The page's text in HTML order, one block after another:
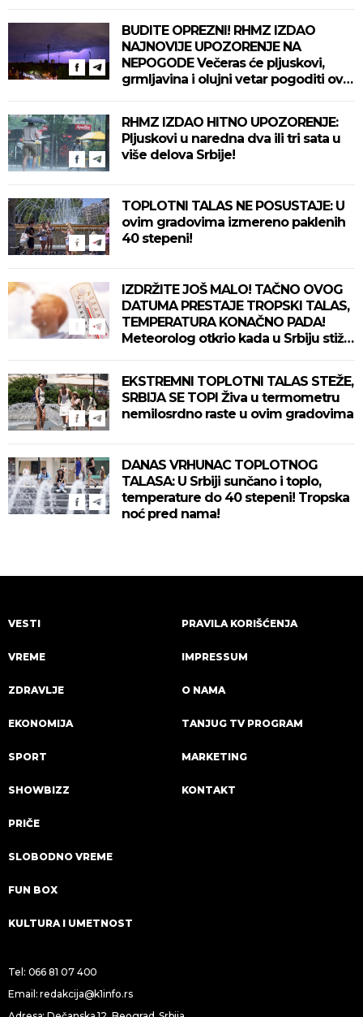
BUDITE OPREZNI! RHMZ IZDAO
NAJNOVIJE UPOZORENJE NA
NEPOGODE Večeras će pljuskovi,
grmljavina i olujni vetar pogoditi ove
RHMZ IZDAO HITNO UPOZORENJE:
Pljuskovi u naredna dva ili tri sata u
više delova Srbije!
TOPLOTNI TALAS NE POSUSTAJE: U
ovim gradovima izmereno paklenih
40 stepeni!
IZDRŽITE JOŠ MALO! TAČNO OVOG
DATUMA PRESTAJE TROPSKI TALAS,
TEMPERATURA KONAČNO PADA!
Meteorolog otkrio kada u Srbiju stiže
EKSTREMNI TOPLOTNI TALAS STEŽE,
SRBIJA SE TOPI Živa u termometru
nemilosrdno raste u ovim gradovima
DANAS VRHUNAC TOPLOTNOG
TALASA: U Srbiji sunčano i toplo,
temperature do 40 stepeni! Tropska
noć pred nama!
VESTI
VREME
ZDRAVLJE
EKONOMIJA
SPORT
SHOWBIZZ
PRIČE
SLOBODNO VREME
FUN BOX
KULTURA I UMETNOST
PRAVILA KORIŠĆENJA
IMPRESSUM
O NAMA
TANJUG TV PROGRAM
MARKETING
KONTAKT
Tel: 066 81 07 400
Email:redakcija@k1info.rs